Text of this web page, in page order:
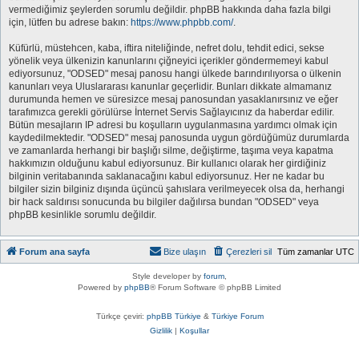
vermediğimiz şeylerden sorumlu değildir. phpBB hakkında daha fazla bilgi
için, lütfen bu adrese bakın: https://www.phpbb.com/.
Küfürlü, müstehcen, kaba, iftira niteliğinde, nefret dolu, tehdit edici, sekse
yönelik veya ülkenizin kanunlarını çiğneyici içerikler göndermemeyi kabul
ediyorsunuz, "ODSED" mesaj panosu hangi ülkede barındırılıyorsa o ülkenin
kanunları veya Uluslararası kanunlar geçerlidir. Bunları dikkate almamanız
durumunda hemen ve süresizce mesaj panosundan yasaklanırsınız ve eğer
tarafımızca gerekli görülürse İnternet Servis Sağlayıcınız da haberdar edilir.
Bütün mesajların IP adresi bu koşulların uygulanmasına yardımcı olmak için
kaydedilmektedir. "ODSED" mesaj panosunda uygun gördüğümüz durumlarda
ve zamanlarda herhangi bir başlığı silme, değiştirme, taşıma veya kapatma
hakkımızın olduğunu kabul ediyorsunuz. Bir kullanıcı olarak her girdiğiniz
bilginin veritabanında saklanacağını kabul ediyorsunuz. Her ne kadar bu
bilgiler sizin bilginiz dışında üçüncü şahıslara verilmeyecek olsa da, herhangi
bir hack saldırısı sonucunda bu bilgiler dağılırsa bundan "ODSED" veya
phpBB kesinlikle sorumlu değildir.
Forum ana sayfa Tüm zamanlar UTC
Çerezleri sil
Bize ulaşın
Style developer by forum
Powered by phpBB® Forum Software © phpBB Limited
Türkçe çeviri: phpBB Türkiye & Türkiye Forum
Gizlilik | Koşullar